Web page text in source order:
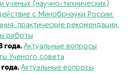
ученых (научно-технических)
с Минобрнауки России:
практические рекомендации,
работы
года. Актуальные вопросы
Ученого совета
года. Актуальные вопросы